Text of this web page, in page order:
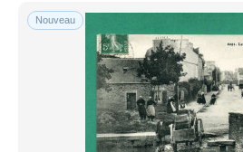
Uniquement en réduction
Livraison gratuite
Méthodes de paiement
PayPal
Virement bancaire
Visa
Nouveau